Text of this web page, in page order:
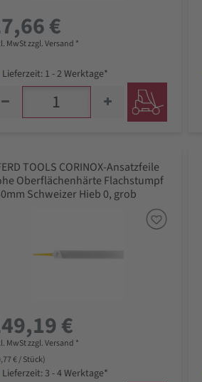
€
MwSt zzgl. Versand *
Lieferzeit: 1 - 2 Werktage*
TOOLS CORINOX-Ansatzfeile
Oberflächenhärte Flachstumpf
Schweizer Hieb 0, grob
€
MwSt zzgl. Versand *
€ / Stück)
Lieferzeit: 3 - 4 Werktage*